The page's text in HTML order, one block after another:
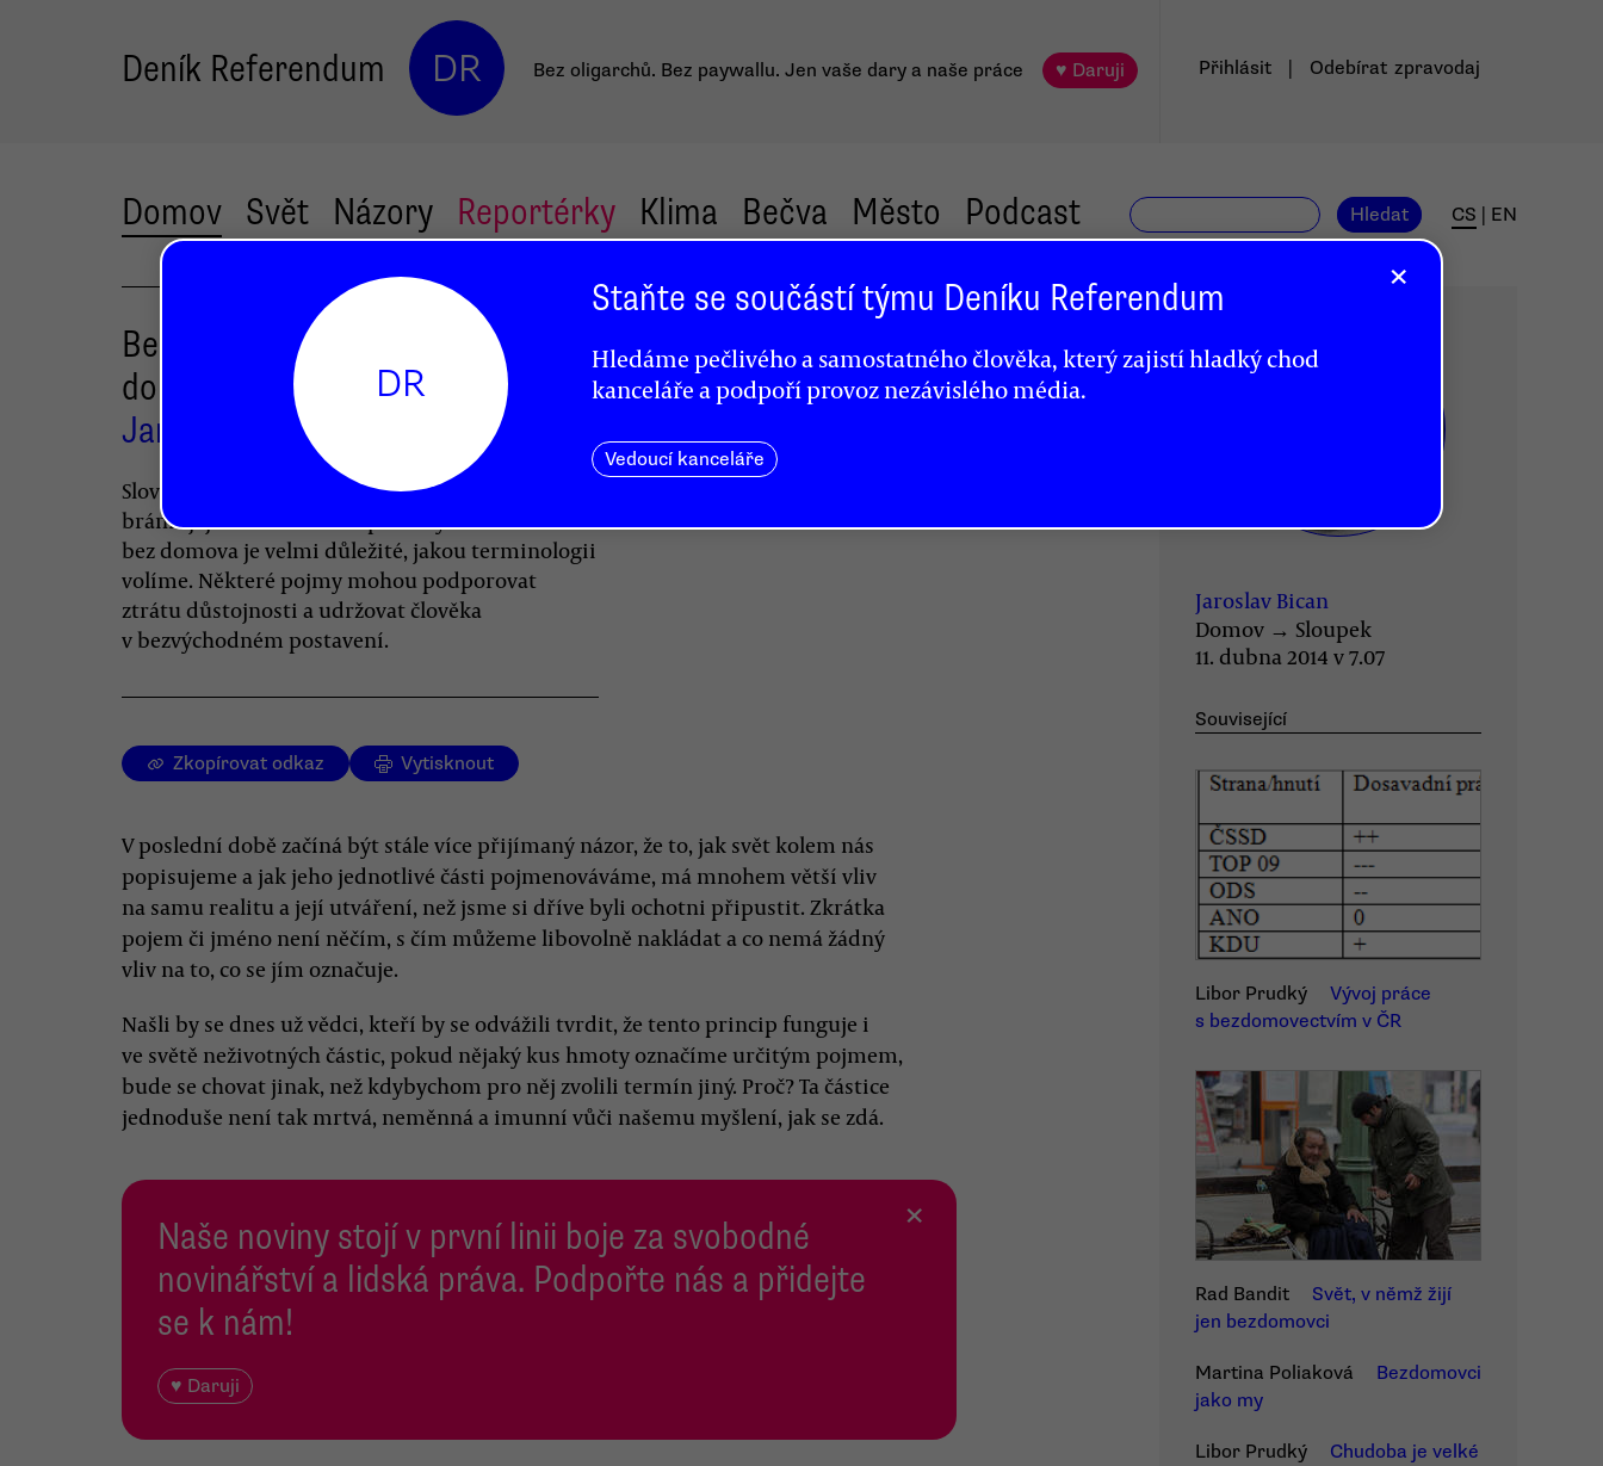
Deník Referendum DR Bez oligarchů. Bez paywallu. Jen vaše dary a naše práce ♥ Daruji Přihlásit Odebírat zpravodaj
Domov Svět Názory Reportérky Klima Bečva Město Podcast Hledat CS EN
Bezdomovkyně nebo žena bez
domova?
Jaroslav Bican
Slova mají schopnost přetvářet realitu, případně
bránit její změně. Proto i při zabývání se lidmi
bez domova je velmi důležité, jakou terminologii
volíme. Některé pojmy mohou podporovat
ztrátu důstojnosti a udržovat člověka
v bezvýchodném postavení.
Zkopírovat odkaz Vytisknout
V poslední době začíná být stále více přijímaný názor, že to, jak svět kolem nás
popisujeme a jak jeho jednotlivé části pojmenováváme, má mnohem větší vliv
na samu realitu a její utváření, než jsme si dříve byli ochotni připustit. Zkrátka
pojem či jméno není něčím, s čím můžeme libovolně nakládat a co nemá žádný
vliv na to, co se jím označuje.
Našli by se dnes už vědci, kteří by se odvážili tvrdit, že tento princip funguje i
ve světě neživotných částic, pokud nějaký kus hmoty označíme určitým pojmem,
bude se chovat jinak, než kdybychom pro něj zvolili termín jiný. Proč? Ta částice
jednoduše není tak mrtvá, neměnná a imunní vůči našemu myšlení, jak se zdá.
Naše noviny stojí v první linii boje za svobodné
novinářství a lidská práva. Podpořte nás a přidejte
se k nám!
♥ Daruji
×
Jaroslav Bican
Domov → Sloupek
11. dubna 2014 v 7.07
Související
Libor Prudký
Vývoj práce
s bezdomovectvím v ČR
Rad Bandit
Svět, v němž žijí
jen bezdomovci
Martina Poliaková
Bezdomovci
jako my
Libor Prudký
Chudoba je velké
×
DR
Staňte se součástí týmu Deníku Referendum
Hledáme pečlivého a samostatného člověka, který zajistí hladký chod
kanceláře a podpoří provoz nezávislého média.
Vedoucí kanceláře